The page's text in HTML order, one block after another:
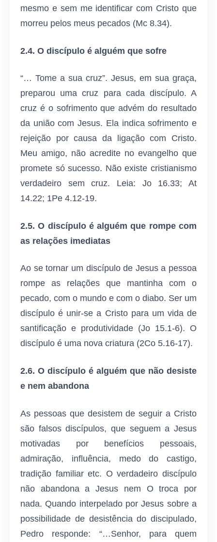
mesmo e sem me identificar com Cristo que
morreu pelos meus pecados (Mc 8.34).
2.4. O discípulo é alguém que sofre
“… Tome a sua cruz”. Jesus, em sua graça,
preparou uma cruz para cada discípulo. A
cruz é o sofrimento que advém do resultado
da união com Jesus. Ela indica sofrimento e
rejeição por causa da ligação com Cristo.
Meu amigo, não acredite no evangelho que
promete só sucesso. Não existe cristianismo
verdadeiro sem cruz. Leia: Jo 16.33; At
14.22; 1Pe 4.12-19.
2.5. O discípulo é alguém que rompe com
as relações imediatas
Ao se tornar um discípulo de Jesus a pessoa
rompe as relações que mantinha com o
pecado, com o mundo e com o diabo. Ser um
discípulo é unir-se a Cristo para um vida de
santificação e produtividade (Jo 15.1-6). O
discípulo é uma nova criatura (2Co 5.16-17).
2.6. O discípulo é alguém que não desiste
e nem abandona
As pessoas que desistem de seguir a Cristo
são falsos discípulos, que seguem a Jesus
motivadas por benefícios pessoais,
admiração, influência, medo do castigo,
tradição familiar etc. O verdadeiro discípulo
não abandona a Jesus nem O troca por
nada. Quando interpelado por Jesus sobre a
possibilidade de desistência do discipulado,
Pedro responde: “…Senhor, para quem